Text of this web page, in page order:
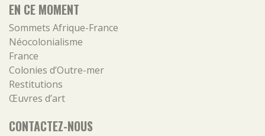
EN CE MOMENT
Sommets Afrique-France
Néocolonialisme
France
Colonies d’Outre-mer
Restitutions
Œuvres d’art
CONTACTEZ-NOUS